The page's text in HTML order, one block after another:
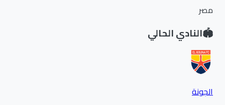
مصر
النادي الحالي
الجونة